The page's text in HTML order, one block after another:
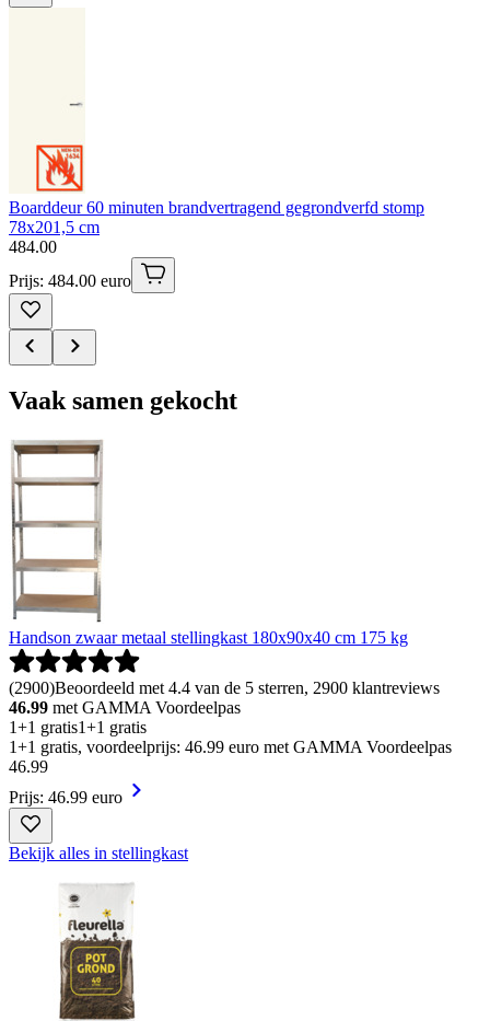
Boarddeur 60 minuten brandvertragend gegrondverfd stomp
78x201,5 cm
484.00
Prijs: 484.00 euro
Vaak samen gekocht
Handson zwaar metaal stellingkast 180x90x40 cm 175 kg
(2900)Beoordeeld met 4.4 van de 5 sterren, 2900 klantreviews
46.99 met GAMMA Voordeelpas
1+1 gratis1+1 gratis
1+1 gratis, voordeelprijs: 46.99 euro met GAMMA Voordeelpas
46.99
Prijs: 46.99 euro
Bekijk alles in stellingkast